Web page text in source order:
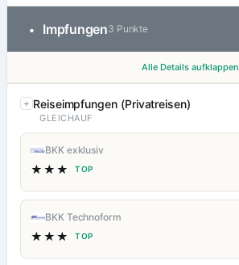
• Impfungen3 Punkte
Alle Details aufklappen
Reiseimpfungen (Privatreisen)
GLEICHAUF
BKK exklusiv
★★★ TOP
BKK Technoform
★★★ TOP